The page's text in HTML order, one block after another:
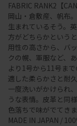
FABRIC RANK2【
岡山・倉敷産、帆布
生まれているそう。
方がどちらかという
用性の高さから、バ
クの幌、軍服など、
より1号から11号ま
適した柔らかさと耐
一度洗いがかけられ
うな表情。皮革と同
色落ちで味がでてきま
MADE IN JAPAN /